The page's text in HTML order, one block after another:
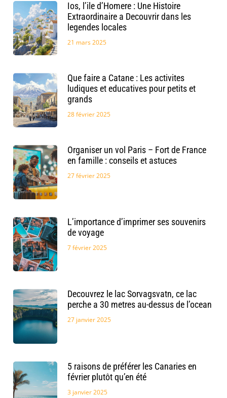
Ios, l’ile d’Homere : Une Histoire
Extraordinaire a Decouvrir dans les
legendes locales
21 mars 2025
Que faire a Catane : Les activites
ludiques et educatives pour petits et
grands
28 février 2025
Organiser un vol Paris – Fort de France
en famille : conseils et astuces
27 février 2025
L’importance d’imprimer ses souvenirs
de voyage
7 février 2025
Decouvrez le lac Sorvagsvatn, ce lac
perche a 30 metres au-dessus de l’ocean
27 janvier 2025
5 raisons de préférer les Canaries en
février plutôt qu’en été
3 janvier 2025